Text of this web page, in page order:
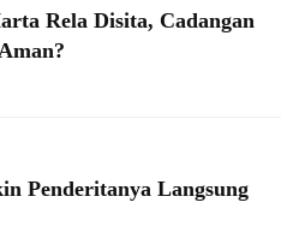
Rela Disita, Cadangan
Penderitanya Langsung